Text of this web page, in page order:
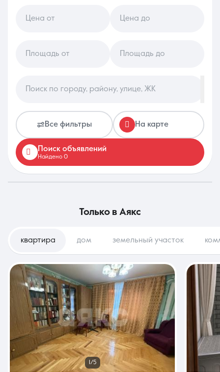
Ежедневно с 08:30 до 20:00
Цена от Цена до
Площадь от Площадь до
Поиск по городу, району, улице, ЖК
Все фильтры На карте
Поиск объявлений
Найдено 0
только в Аякс
квартира дом земельный участок
1/5